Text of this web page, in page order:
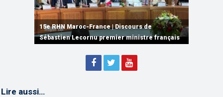
15e RHN Maroc-France | Signature de
plusieurs accords de coopération et de
partenariat
15e RHN Maroc-France | Discours de
Sébastien Lecornu premier ministre français
15e Réunion de Haut Niveau Maroc-France |
Discours de M. Aziz Akhannouch
Lire aussi…